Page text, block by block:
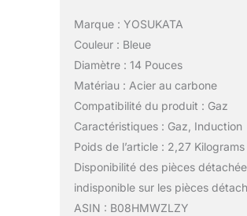
Marque : YOSUKATA
Couleur : Bleue
Diamètre : 14 Pouces
Matériau : Acier au carbone
Compatibilité du produit : Gaz
Caractéristiques : Gaz, Induction
Poids de l’article : 2,27 Kilograms
Disponibilité des pièces
indisponible sur les pièces
ASIN : B08HMWZLZY